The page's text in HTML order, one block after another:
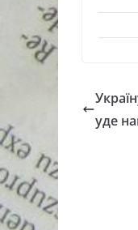
уде